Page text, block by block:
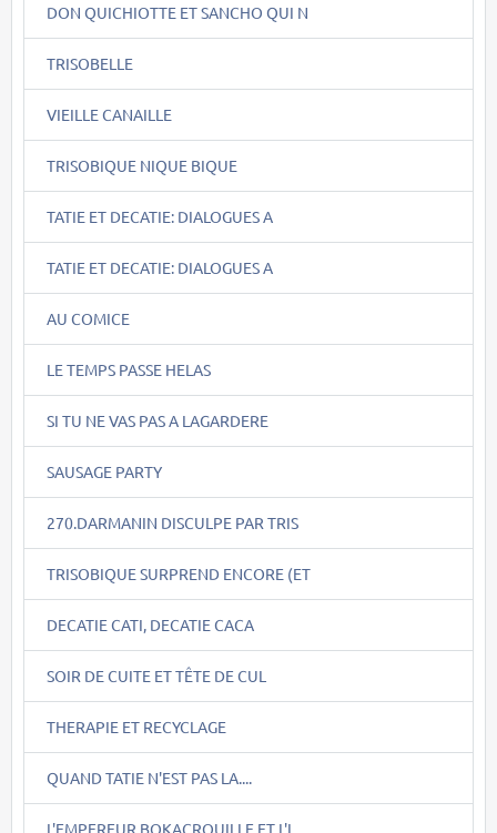
DON QUICHIOTTE ET SANCHO QUI N
TRISOBELLE
VIEILLE CANAILLE
TRISOBIQUE NIQUE BIQUE
TATIE ET DECATIE: DIALOGUES A
TATIE ET DECATIE: DIALOGUES A
AU COMICE
LE TEMPS PASSE HELAS
SI TU NE VAS PAS A LAGARDERE
SAUSAGE PARTY
270.DARMANIN DISCULPE PAR TRIS
TRISOBIQUE SURPREND ENCORE (ET
DECATIE CATI, DECATIE CACA
SOIR DE CUITE ET TÊTE DE CUL
THERAPIE ET RECYCLAGE
QUAND TATIE N'EST PAS LA....
L'EMPEREUR BOKACROUILLE ET L'I